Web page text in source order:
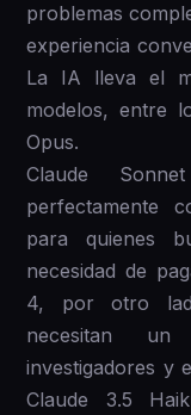
problemas
experiencia
La IA lleva el
modelos, entre
Opus.
Claude
perfectamente
para quienes
necesidad de
4, por otro
necesitan un
investigadores y
Claude 3.5